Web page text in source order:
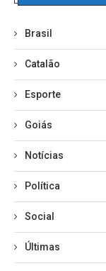
Brasil
Catalão
Esporte
Goiás
Notícias
Política
Social
Últimas